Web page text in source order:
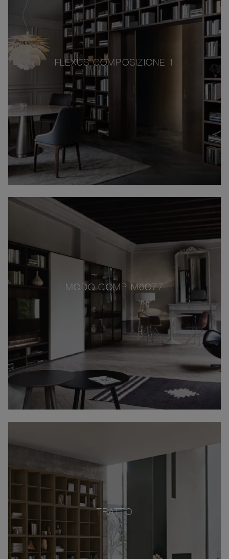
FLEXUS COMPOSIZIONE 1
MODO COMP M6C77
TRATTO